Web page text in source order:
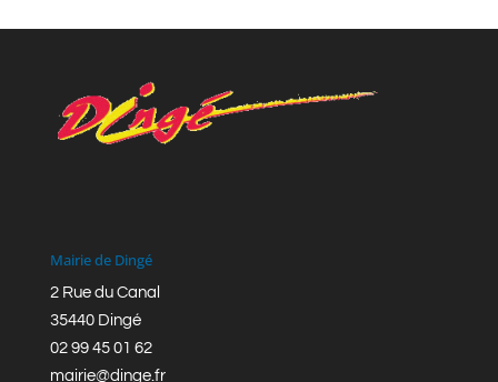
Mairie de Dingé
2 Rue du Canal
35440 Dingé
02 99 45 01 62
mairie@dinge.fr